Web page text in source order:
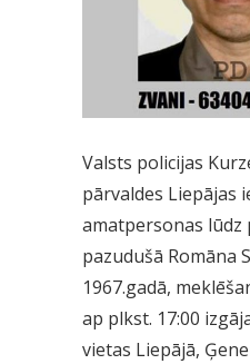
Valsts policijas
pārvaldes Liepājas
amatpersonas lūdz
pazudušā Romāna
1967.gadā,
ap plkst. 17:00
vietas Liepājā,